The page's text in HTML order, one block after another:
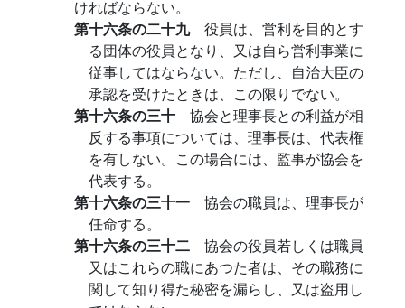
ければならない。
第十六条の二十九 役員は、営利を目的とす
る団体の役員となり、又は自ら営利事業に
従事してはならない。ただし、自治大臣の
承認を受けたときは、この限りでない。
第十六条の三十 協会と理事長との利益が相
反する事項については、理事長は、代表権
を有しない。この場合には、監事が協会を
代表する。
第十六条の三十一 協会の職員は、理事長が
任命する。
第十六条の三十二 協会の役員若しくは職員
又はこれらの職にあつた者は、その職務に
関して知り得た秘密を漏らし、又は盗用し